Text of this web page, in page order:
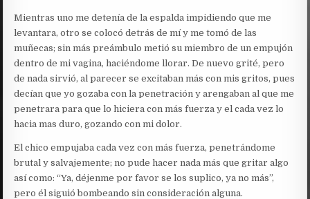
Mientras uno me detenía de la espalda impidiendo que me
levantara, otro se colocó detrás de mí y me tomó de las
muñecas; sin más preámbulo metió su miembro de un empujón
dentro de mi vagina, haciéndome llorar. De nuevo grité, pero
de nada sirvió, al parecer se excitaban más con mis gritos, pues
decían que yo gozaba con la penetración y arengaban al que me
penetrara para que lo hiciera con más fuerza y el cada vez lo
hacia mas duro, gozando con mi dolor.
El chico empujaba cada vez con más fuerza, penetrándome
brutal y salvajemente; no pude hacer nada más que gritar algo
así como: “Ya, déjenme por favor se los suplico, ya no más”,
pero él siguió bombeando sin consideración alguna.